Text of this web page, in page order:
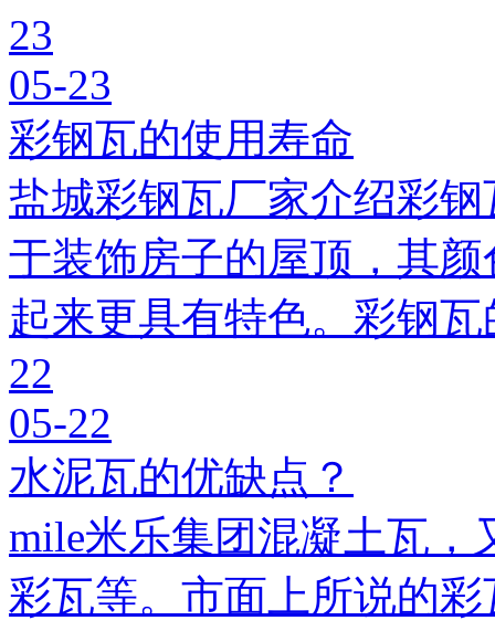
23
05-23
彩钢瓦的使用寿命
盐城彩钢瓦厂家介绍彩
于装饰房子的屋顶，其
起来更具有特色。彩钢
22
05-22
水泥瓦的优缺点？
mile米乐集团混凝土瓦，
彩瓦等。市面上所说的